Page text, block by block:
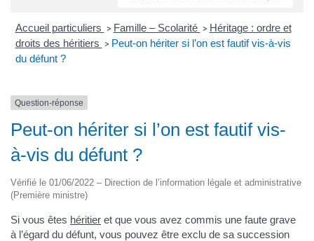
Accueil particuliers > Famille – Scolarité > Héritage : ordre et
droits des héritiers > Peut-on hériter si l’on est fautif vis-à-vis
du défunt ?
Question-réponse
Peut-on hériter si l’on est fautif vis-
à-vis du défunt ?
Vérifié le 01/06/2022 – Direction de l’information légale et administrative
(Première ministre)
Si vous êtes héritier et que vous avez commis une faute grave
à l’égard du défunt, vous pouvez être exclu de sa succession